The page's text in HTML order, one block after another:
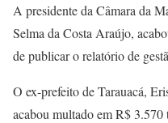
A presidente da Câmara da
Selma da Costa Araújo,
de publicar o relatório de
O ex-prefeito de Tarauacá,
acabou multado em R$ 3.570